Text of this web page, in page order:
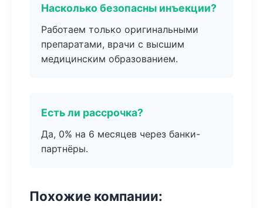
Насколько безопасны инъекции?
Работаем только оригинальными
препаратами, врачи с высшим
медицинским образованием.
Есть ли рассрочка?
Да, 0% на 6 месяцев через банки-
партнёры.
Похожие компании: